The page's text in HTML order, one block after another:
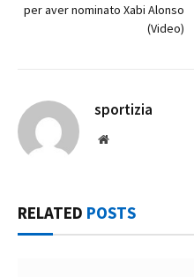
per aver nominato Xabi Alonso
(Video)
sportizia
Website
RELATED POSTS